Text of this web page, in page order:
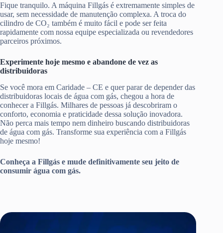
Fique tranquilo. A máquina Fillgás é extremamente simples de
usar, sem necessidade de manutenção complexa. A troca do
cilindro de CO₂ também é muito fácil e pode ser feita
rapidamente com nossa equipe especializada ou revendedores
parceiros próximos.
Experimente hoje mesmo e abandone de vez as
distribuidoras
Se você mora em Caridade – CE e quer parar de depender das
distribuidoras locais de água com gás, chegou a hora de
conhecer a Fillgás. Milhares de pessoas já descobriram o
conforto, economia e praticidade dessa solução inovadora.
Não perca mais tempo nem dinheiro buscando distribuidoras
de água com gás. Transforme sua experiência com a Fillgás
hoje mesmo!
Conheça a Fillgás e mude definitivamente seu jeito de
consumir água com gás.